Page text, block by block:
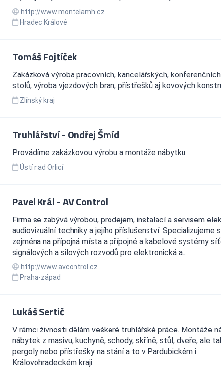
http://www.montelamh.cz
Hradec Králové
Tomáš Fojtíček
Zakázková výroba pracovních, kancelářských, konferenčních
stolů, výroba vjezdových bran, přístřešků aj kovových
Zlínský kraj
Truhlářství - Ondřej Šmíd
Provádíme zakázkovou výrobu a montáže nábytku.
Ústí nad Orlicí
Pavel Král - AV Control
Firma se zabývá výrobou, prodejem, instalací a servisem
audiovizuální techniky a jejího příslušenství. Specializujeme
zejména na přípojná místa a přípojné a kabelové systémy
signálových a silových rozvodů pro elektronická a...
http://www.avcontrol.cz
Praha-západ
Lukáš Sertič
V rámci živnosti dělám veškeré truhlářské práce. Montáže
nábytek z masivu, kuchyně, schody, skříně, stůl, dveře, ale
pergoly nebo přístřešky na stání a to v Pardubickém i
Královohradeckém kraji.